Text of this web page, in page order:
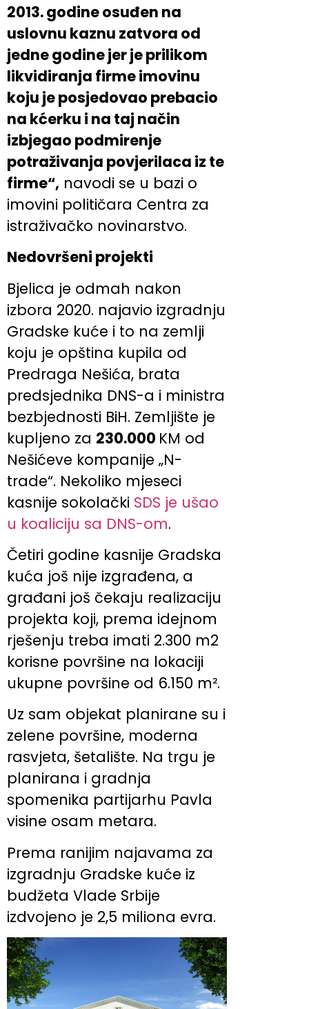
2013. godine osuđen na
uslovnu kaznu zatvora od
jedne godine jer je prilikom
likvidiranja firme imovinu
koju je posjedovao prebacio
na kćerku i na taj način
izbjegao podmirenje
potraživanja povjerilaca iz te
firme“, navodi se u bazi o
imovini političara Centra za
istraživačko novinarstvo.
Nedovršeni projekti
Bjelica je odmah nakon
izbora 2020. najavio izgradnju
Gradske kuće i to na zemlji
koju je opština kupila od
Predraga Nešića, brata
predsjednika DNS-a i ministra
bezbjednosti BiH. Zemljište je
kupljeno za 230.000 KM od
Nešićeve kompanije „N-
trade“. Nekoliko mjeseci
kasnije sokolački SDS je ušao
u koaliciju sa DNS-om.
Četiri godine kasnije Gradska
kuća još nije izgrađena, a
građani još čekaju realizaciju
projekta koji, prema idejnom
rješenju treba imati 2.300 m2
korisne površine na lokaciji
ukupne površine od 6.150 m².
Uz sam objekat planirane su i
zelene površine, moderna
rasvjeta, šetalište. Na trgu je
planirana i gradnja
spomenika partijarhu Pavla
visine osam metara.
Prema ranijim najavama za
izgradnju Gradske kuće iz
budžeta Vlade Srbije
izdvojeno je 2,5 miliona evra.